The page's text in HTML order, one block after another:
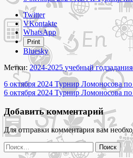
Share
the
post
"6
октября
Турнир
Ломоносова
по
физике
и
задания
для
6-
11
классов"
Twitter
VKontakte
WhatsApp
Print
Bluesky
Метки: 2024-2025 учебный годзадания
Навигация
по
записям
6 октября 2024 Турнир Ломоносова
6 октября 2024 Турнир Ломоносова
Добавить комментарий
Для отправки комментария вам
Найти: